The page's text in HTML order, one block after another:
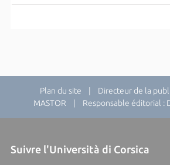
Plan du site | Directeur de la
MASTOR | Responsable éditorial :
Suivre l'Università di Corsica